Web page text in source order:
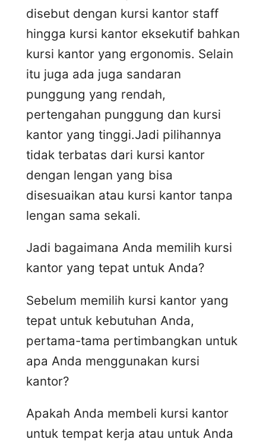
disebut dengan kursi kantor staff
hingga kursi kantor eksekutif bahkan
kursi kantor yang ergonomis. Selain
itu juga ada juga sandaran
punggung yang rendah,
pertengahan punggung dan kursi
kantor yang tinggi.Jadi pilihannya
tidak terbatas dari kursi kantor
dengan lengan yang bisa
disesuaikan atau kursi kantor tanpa
lengan sama sekali.
Jadi bagaimana Anda memilih kursi
kantor yang tepat untuk Anda?
Sebelum memilih kursi kantor yang
tepat untuk kebutuhan Anda,
pertama-tama pertimbangkan untuk
apa Anda menggunakan kursi
kantor?
Apakah Anda membeli kursi kantor
untuk tempat kerja atau untuk Anda